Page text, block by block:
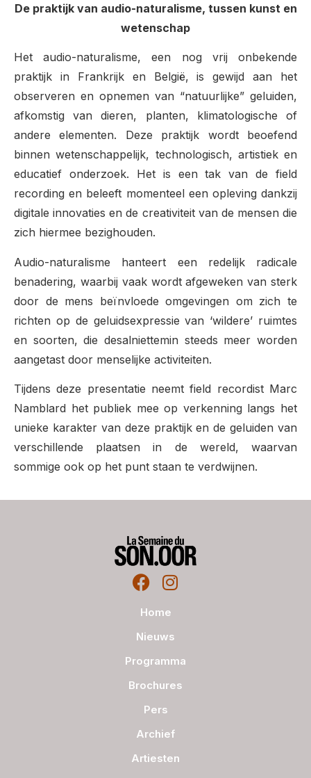
De praktijk van audio-naturalisme, tussen kunst en
wetenschap
Het audio-naturalisme, een nog vrij onbekende
praktijk in Frankrijk en België, is gewijd aan het
observeren en opnemen van “natuurlijke” geluiden,
afkomstig van dieren, planten, klimatologische of
andere elementen. Deze praktijk wordt beoefend
binnen wetenschappelijk, technologisch, artistiek en
educatief onderzoek. Het is een tak van de field
recording en beleeft momenteel een opleving dankzij
digitale innovaties en de creativiteit van de mensen die
zich hiermee bezighouden.
Audio-naturalisme hanteert een redelijk radicale
benadering, waarbij vaak wordt afgeweken van sterk
door de mens beïnvloede omgevingen om zich te
richten op de geluidsexpressie van ‘wildere’ ruimtes
en soorten, die desalniettemin steeds meer worden
aangetast door menselijke activiteiten.
Tijdens deze presentatie neemt field recordist Marc
Namblard het publiek mee op verkenning langs het
unieke karakter van deze praktijk en de geluiden van
verschillende plaatsen in de wereld, waarvan
sommige ook op het punt staan te verdwijnen.
Home
Nieuws
Programma
Brochures
Pers
Archief
Artiesten